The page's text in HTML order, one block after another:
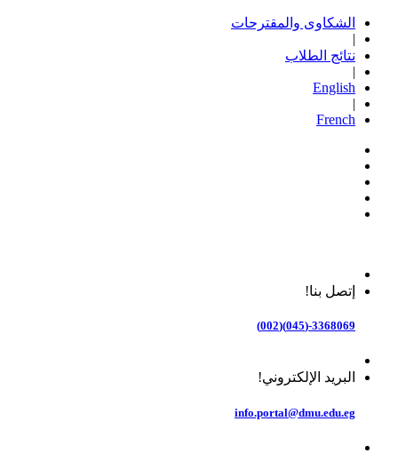
الشكاوى والمقترحات
|
نتائج الطلاب
|
English
|
French
إتصل بنا!
3368069-(045)(002)
البريد الإلكتروني!
info.portal@dmu.edu.eg